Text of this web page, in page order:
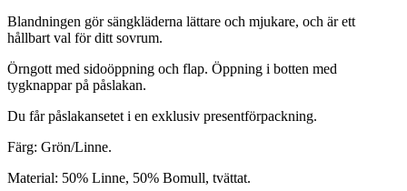
Blandningen gör sängkläderna lättare och mjukare, och är ett
hållbart val för ditt sovrum.
Örngott med sidoöppning och flap. Öppning i botten med
tygknappar på påslakan.
Du får påslakansetet i en exklusiv presentförpackning.
Färg: Grön/Linne.
Material: 50% Linne, 50% Bomull, tvättat.